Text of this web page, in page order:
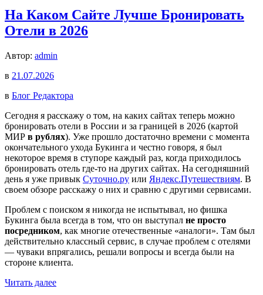
На Каком Сайте Лучше Бронировать
Отели в 2026
Автор: admin
в 21.07.2026
в Блог Редактора
Сегодня я расскажу о том, на каких сайтах теперь можно
бронировать отели в России и за границей в 2026 (картой
МИР в рублях). Уже прошло достаточно времени с момента
окончательного ухода Букинга и честно говоря, я был
некоторое время в ступоре каждый раз, когда приходилось
бронировать отель где-то на других сайтах. На сегодняшний
день я уже привык Суточно.ру или Яндекс.Путешествиям. В
своем обзоре расскажу о них и сравню с другими сервисами.
Проблем с поиском я никогда не испытывал, но фишка
Букинга была всегда в том, что он выступал не просто
посредником, как многие отечественные «аналоги». Там был
действительно классный сервис, в случае проблем с отелями
— чуваки впрягались, решали вопросы и всегда были на
стороне клиента.
Читать далее